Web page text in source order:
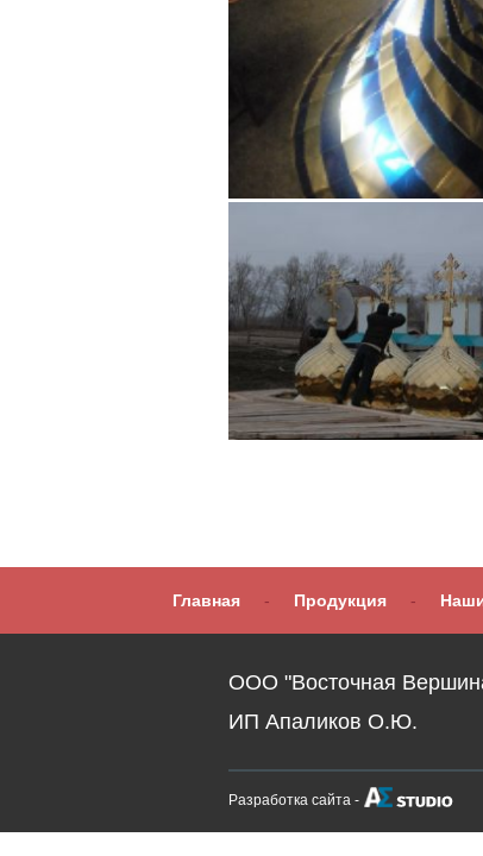
Главная - Продукция -
ООО "Восточная
ИП Апаликов О.Ю.
Разработка сайта -